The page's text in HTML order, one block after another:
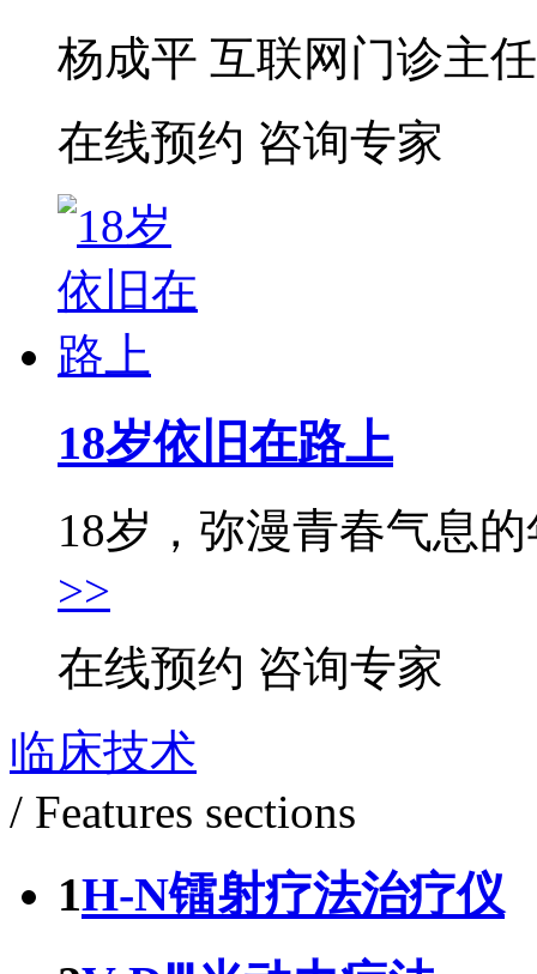
杨成平 互联网门诊主
在线预约 咨询专家
18岁依旧在路上
18岁，弥漫青春气息
>>
在线预约 咨询专家
临床技术
/ Features sections
1H-N镭射疗法治疗仪